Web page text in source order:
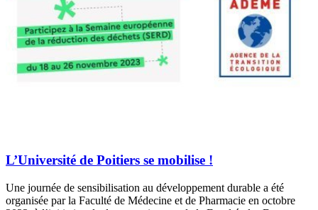
L’Université de Poitiers se mobilise !
Une journée de sensibilisation au développement durable a été
organisée par la Faculté de Médecine et de Pharmacie en octobre